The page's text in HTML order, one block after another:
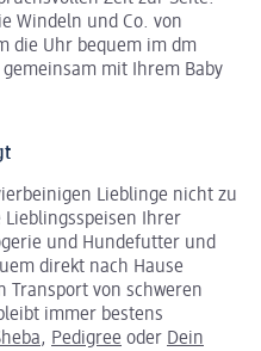
Windeln und Co. von
die Uhr bequem im dm
mit Ihrem Baby
Lieblinge nicht zu
Lieblingsspeisen Ihrer
und Hundefutter und
direkt nach Hause
Transport von schweren
immer bestens
, Pedigree oder Dein